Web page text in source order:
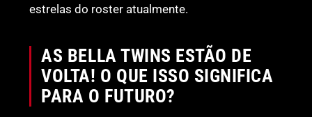
estrelas do roster atualmente.
AS BELLA TWINS ESTÃO DE
VOLTA! O QUE ISSO SIGNIFICA
PARA O FUTURO?